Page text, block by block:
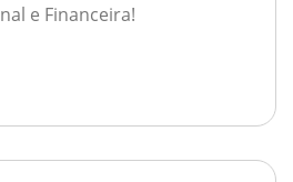
e Financeira!